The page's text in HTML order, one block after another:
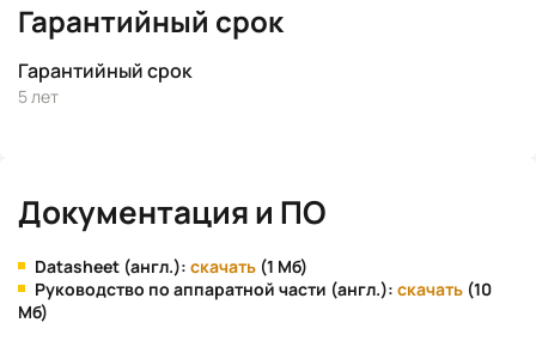
Гарантийный срок
Гарантийный срок
5 лет
Документация и ПО
Datasheet (англ.): скачать (1 Мб)
Руководство по аппаратной части (англ.): скачать (10
Мб)